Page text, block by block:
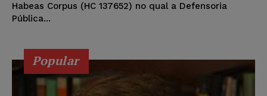
Habeas Corpus (HC 137652) no qual a Defensoria
Pública...
Popular